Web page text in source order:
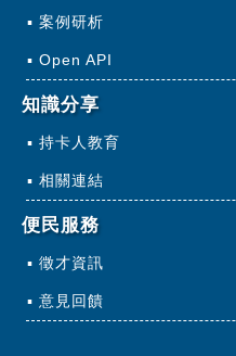
案例研析
Open API
知識分享
持卡人教育
相關連結
便民服務
徵才資訊
意見回饋